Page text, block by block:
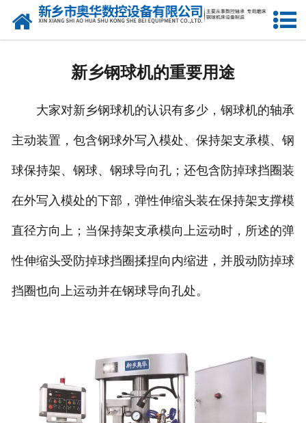
网站首页
公司风采
人才招聘
联系我们
新乡钢球机的重要用途
大家对新乡钢球机的认识有多少，钢球机的轴承
主动装置，包含钢球外写入模处、保持架支承模、钢
球保持架、钢球、钢球导向孔；还包含防掉球挡圈装
在外写入模处的下部，弹性伸缩头装在保持架支撑模
直径方向上；当保持架支承模向上运动时，所述的弹
性伸缩头受防掉球挡圈揉捏向内缩进，并股动防掉球
挡圈也向上运动并在钢球导向孔处。